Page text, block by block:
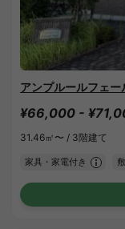
アンプルールフェ
¥66,000 -
31.46㎡〜 / 3階建て
家具・家電付き